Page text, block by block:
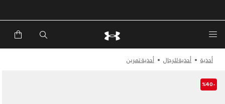
أحذية أحذية للرجال أحذية تمرين
-%40